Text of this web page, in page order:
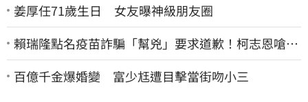
姜厚任71歲生日 女友曝神級朋友圈
賴瑞隆點名疫苗詐騙「幫兇」要求道歉！柯志恩嗆1
句被網罵爆
百億千金爆婚變 富少尪遭目擊當街吻小三